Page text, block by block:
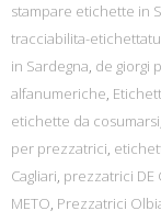
stampare etichette in
tracciabilita-
in Sardegna, de giorgi
alfanumeriche,
etichette da cosumarsi
per prezzatrici,
Cagliari, prezzatrici DE
METO, Prezzatrici